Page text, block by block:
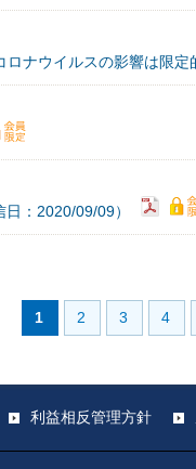
ロナウイルスの影響は限
：2020/09/09）
1 2 3 4
利益相反管理方針